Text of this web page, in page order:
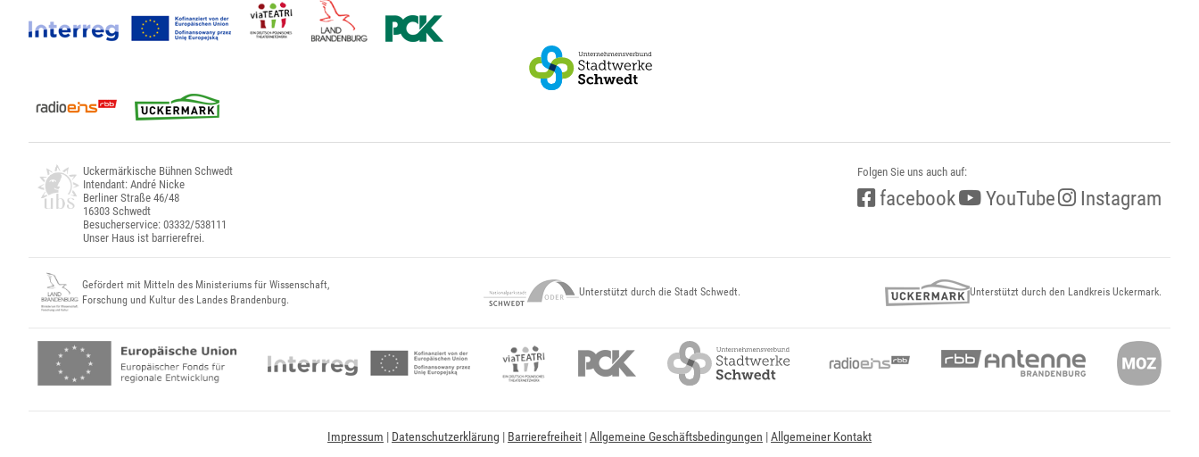
Uckermärkische Bühnen Schwedt
Intendant: André Nicke
Berliner Straße 46/48
16303 Schwedt
Besucherservice: 03332/538111
Unser Haus ist barrierefrei.
Folgen Sie uns auch auf:
facebook YouTube Instagram
Gefördert mit Mitteln des Ministeriums für Wissenschaft,
Forschung und Kultur des Landes Brandenburg.
Unterstützt durch die Stadt Schwedt. Unterstützt durch den Landkreis Uckermark.
Impressum | Datenschutzerklärung | Barrierefreiheit |Allgemeine Geschäftsbedingungen |Allgemeiner Kontakt